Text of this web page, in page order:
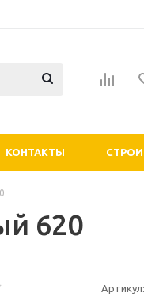
КОНТАКТЫ
620
Артикул: